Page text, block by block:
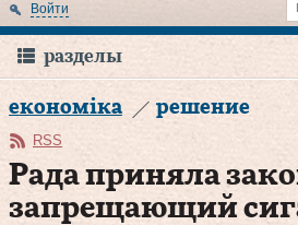
Войти
разделы
економіка решение
RSS
Рада приняла
запрещающий